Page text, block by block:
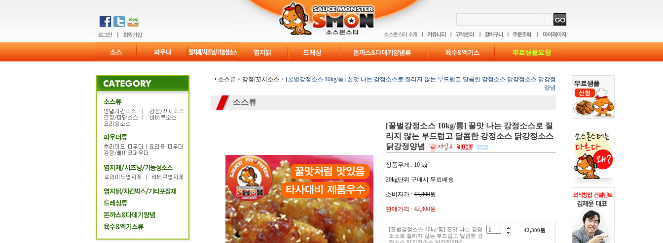
소스류 > 강정/꼬치소스 > [꿀벌강정소스 10kg/통] 꿀맛 나는 강정소스로 질리지 않는 부드럽고 달콤한 강정소스 닭강정소스 닭강정
양념
소스류
[꿀벌강정소스 10kg/통] 꿀맛 나는 강정소스로 질
리지 않는 부드럽고 달콤한 강정소스 닭강정소스
닭강정양념
상품무게 : 10 kg
20kg단위 구매시 무료배송
소비자가 : 43,800원
판매가격 : 42,300원
[꿀벌강정소스 10kg/통] 꿀맛 나는 강정
소스로 질리지 않는 부드럽고 달콤한 강
42,300원